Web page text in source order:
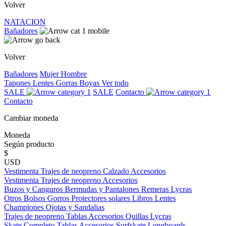
Volver
NATACION
Bañadores
Volver
Bañadores MujerHombre
Tapones Lentes Gorras Boyas Ver todo
SALE
SALE Contacto
Contacto
Cambiar moneda
Moneda
Según producto
$
USD
Vestimenta Trajes de neopreno Calzado Accesorios
Vestimenta Trajes de neopreno Accesorios
Buzos y Canguros Bermudas y Pantalones Remeras Lycras
Otros Bolsos Gorros Protectores solares Libros Lentes
Championes Ojotas y Sandalias
Trajes de neopreno Tablas Accesorios Quillas Lycras